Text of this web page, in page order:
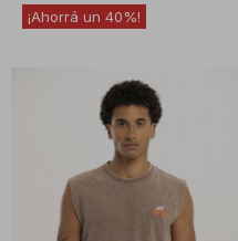
40